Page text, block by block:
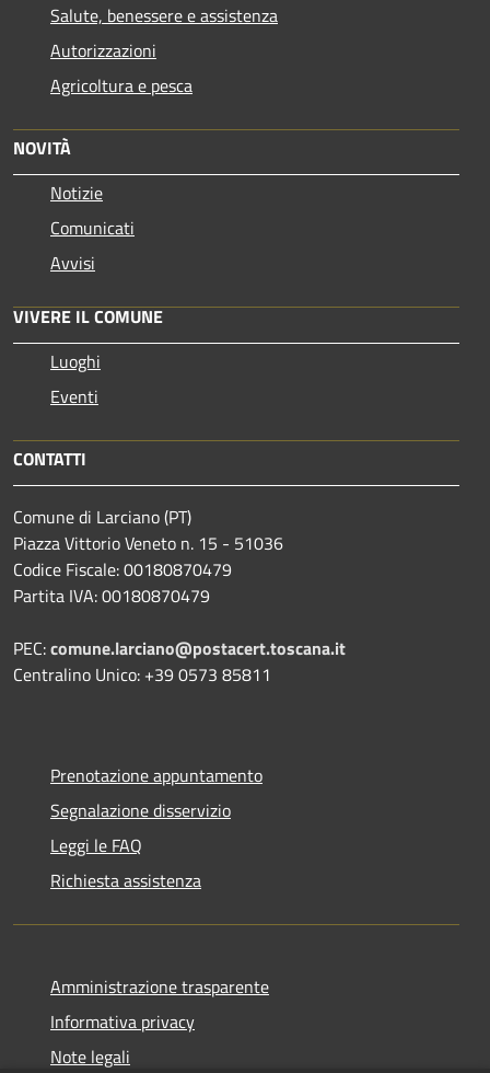
Salute, benessere e assistenza
Autorizzazioni
Agricoltura e pesca
NOVITÀ
Notizie
Comunicati
Avvisi
VIVERE IL COMUNE
Luoghi
Eventi
CONTATTI
Comune di Larciano (PT)
Piazza Vittorio Veneto n. 15 - 51036
Codice Fiscale: 00180870479
Partita IVA: 00180870479
PEC:comune.larciano@postacert.toscana.it
Centralino Unico: +39 0573 85811
Prenotazione appuntamento
Segnalazione disservizio
Leggi le FAQ
Richiesta assistenza
Amministrazione trasparente
Informativa privacy
Note legali